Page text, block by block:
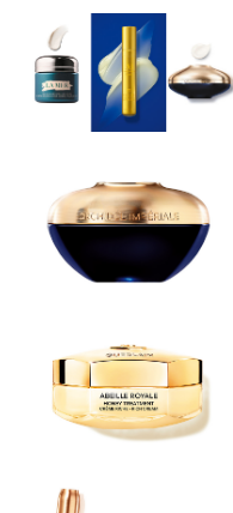
COLUMN
MAGAZINE
ABOUT SITE